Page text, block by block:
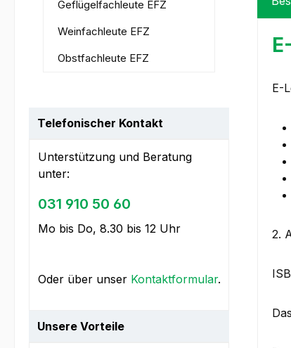
Geflügelfachleute EFZ
Weinfachleute EFZ
Obstfachleute EFZ
Telefonischer Kontakt
Unterstützung und Beratung
unter:
031 910 50 60
Mo bis Do, 8.30 bis 12 Uhr
Oder über unser Kontaktformular.
Unsere Vorteile
E-
2.